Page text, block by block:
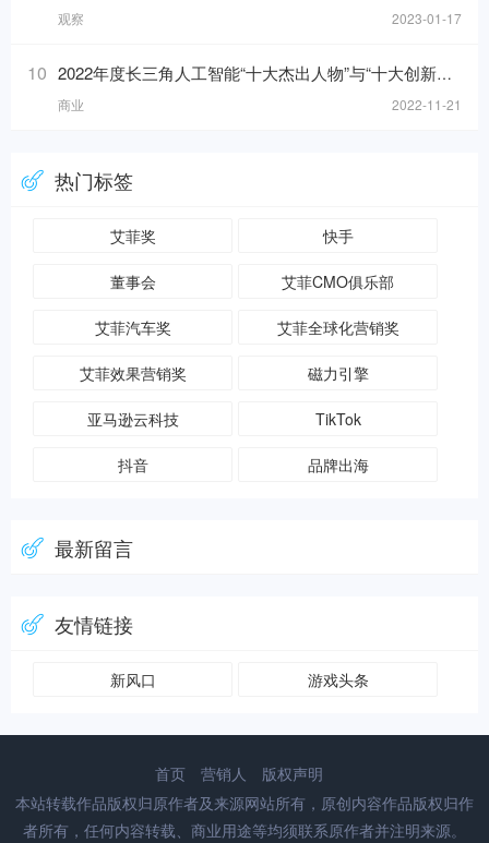
观察 2023-01-17
10 2022年度长三角人工智能“十大杰出人物”与“十大创新应用”榜单发布！
商业 2022-11-21
热门标签
艾菲奖 快手
董事会 艾菲CMO俱乐部
艾菲汽车奖 艾菲全球化营销奖
艾菲效果营销奖 磁力引擎
亚马逊云科技 TikTok
抖音 品牌出海
最新留言
友情链接
新风口 游戏头条
首页 营销人
版权声明
本站转载作品版权归原作者及来源网站所有，原创内容作品版权归作
者所有，任何内容转载、商业用途等均须联系原作者并注明来源。